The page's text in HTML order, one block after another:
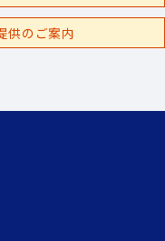
供のご案内